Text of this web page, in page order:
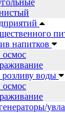
напитков
воды